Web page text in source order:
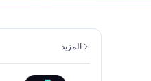
المزيد